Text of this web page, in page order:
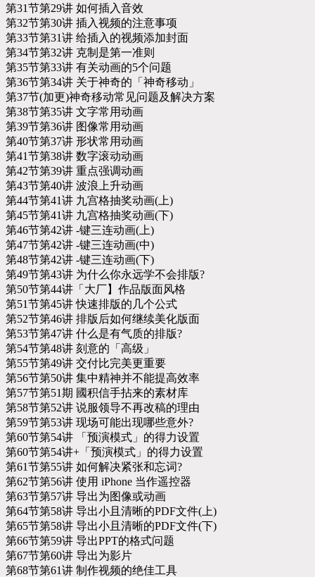
第31节第29讲 如何插入音效
第32节第30讲 插入视频的注意事项
第33节第31讲 给插入的视频添加封面
第34节第32讲 克制是第一准则
第35节第33讲 有关动画的5个问题
第36节第34讲 关于神奇的「神奇移动」
第37节(加更)神奇移动常见问题及解决方案
第38节第35讲 文字常用动画
第39节第36讲 图像常用动画
第40节第37讲 形状常用动画
第41节第38讲 数字滚动动画
第42节第39讲 重点强调动画
第43节第40讲 波浪上升动画
第44节第41讲 九宫格抽奖动画(上)
第45节第41讲 九宫格抽奖动画(下)
第46节第42讲 -键三连动画(上)
第47节第42讲 -键三连动画(中)
第48节第42讲 -键三连动画(下)
第49节第43讲 为什么你永远学不会排版?
第50节第44讲「大厂】作品版面风格
第51节第45讲 快速排版的几个公式
第52节第46讲 排版后如何继续美化版面
第53节第47讲 什么是有气质的排版?
第54节第48讲 刻意的「高级」
第55节第49讲 交付比完美更重要
第56节第50讲 集中精神并不能提高效率
第57节第51期 國积信手拈来的素材库
第58节第52讲 说服领导不再改稿的理由
第59节第53讲 现场可能出现哪些意外?
第60节第54讲 「预演模式」的得力设置
第60节第54讲+「预演模式」的得力设置
第61节第55讲 如何解决紧张和忘词?
第62节第56讲 使用 iPhone 当作遥控器
第63节第57讲 导出为图像或动画
第64节第58讲 导出小且清晰的PDF文件(上)
第65节第58讲 导出小且清晰的PDF文件(下)
第66节第59讲 导出PPT的格式问题
第67节第60讲 导出为影片
第68节第61讲 制作视频的绝佳工具